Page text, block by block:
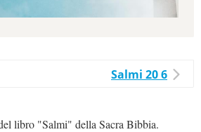
Salmi 20 6
libro "Salmi" della Sacra Bibbia.